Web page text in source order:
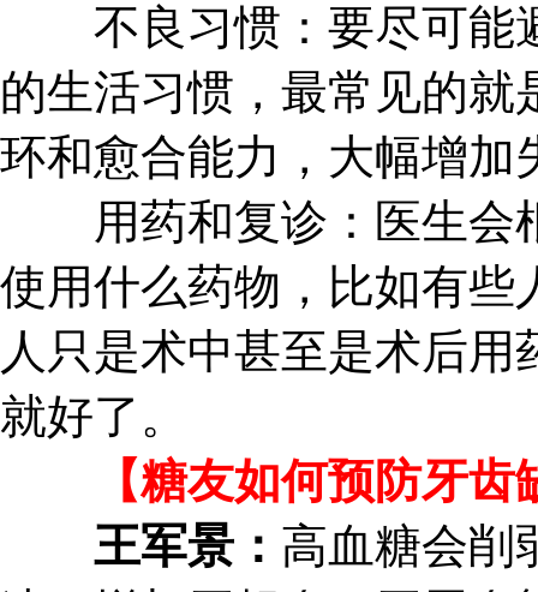
不良习惯：要尽可能
的生活习惯，最常见的
环和愈合能力，大幅增加
用药和复诊：医生会
使用什么药物，比如有些
人只是术中甚至是术后
就好了。
【糖友如何预防牙齿
王军景： 高血糖会削